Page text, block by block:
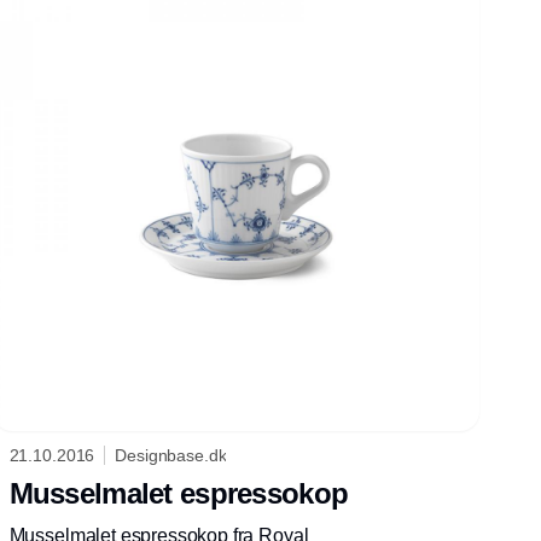
21.10.2016 Designbase.dk
Musselmalet espressokop
Musselmalet espressokop fra Royal